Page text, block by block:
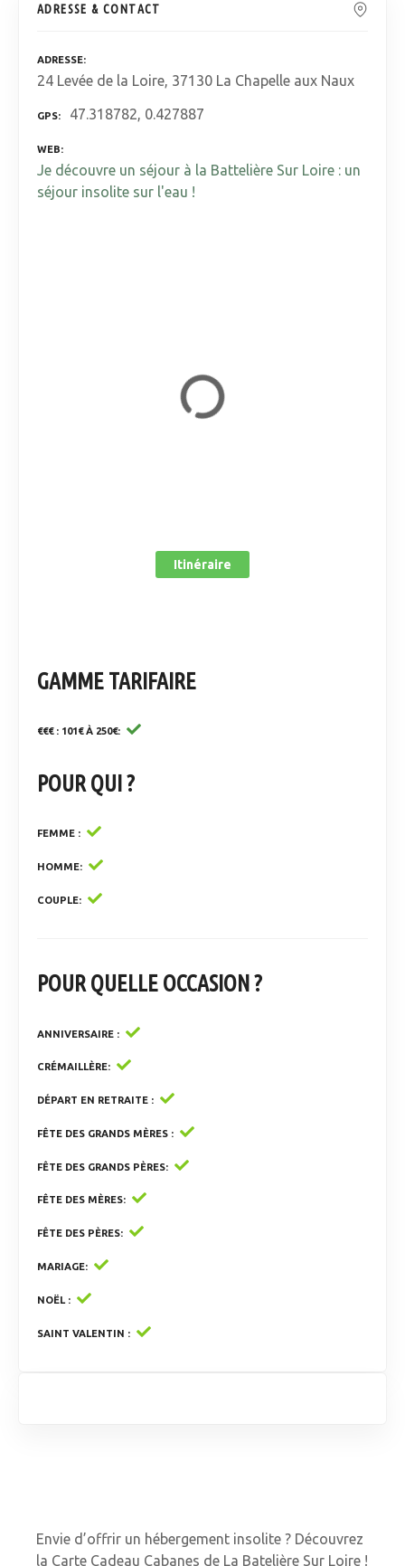
ADRESSE & CONTACT
ADRESSE
24 Levée de la Loire, 37130 La Chapelle aux Naux
GPS 47.318782, 0.427887
WEB
Je découvre un séjour à la Battelière Sur Loire : un
séjour insolite sur l'eau !
Itinéraire
GAMME TARIFAIRE
€€€ : 101€ À 250€
POUR QUI ?
FEMME
HOMME
COUPLE
POUR QUELLE OCCASION ?
ANNIVERSAIRE
CRÉMAILLÈRE
DÉPART EN RETRAITE
FÊTE DES GRANDS MÈRES
FÊTE DES GRANDS PÈRES
FÊTE DES MÈRES
FÊTE DES PÈRES
MARIAGE
NOËL
SAINT VALENTIN
Envie d’offrir un hébergement insolite ? Découvrez
la Carte Cadeau Cabanes de La Batelière Sur Loire !